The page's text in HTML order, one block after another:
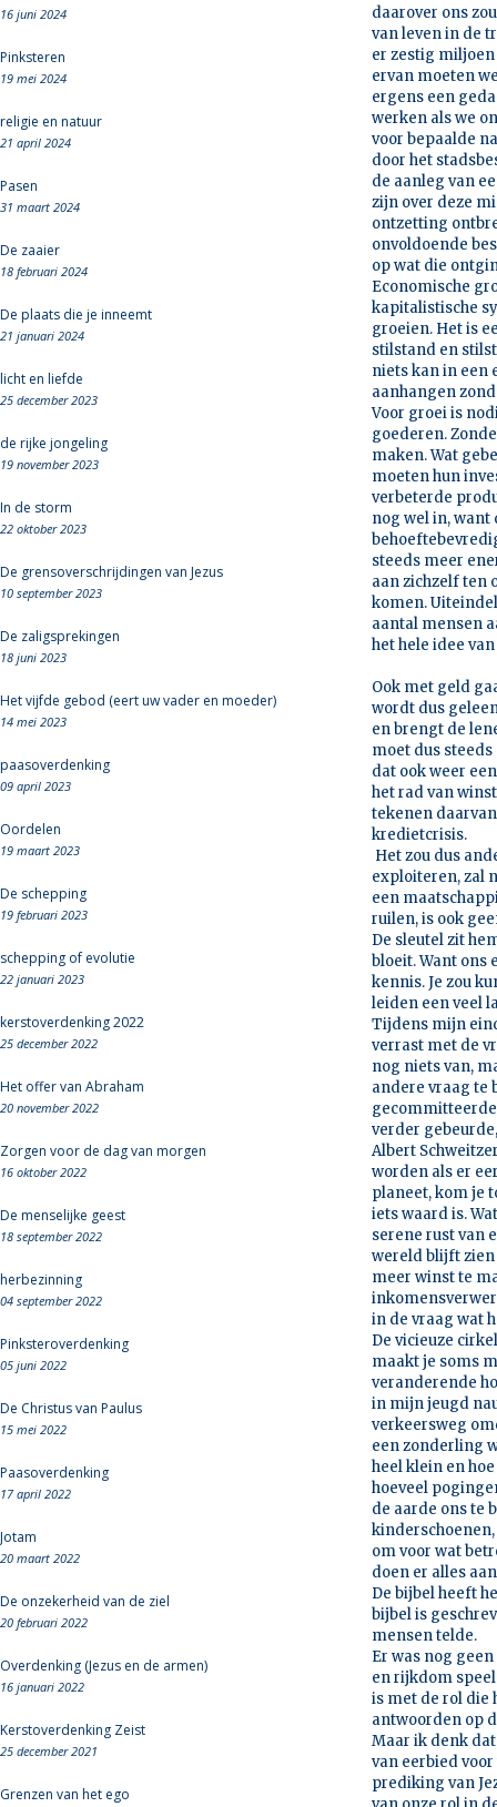
16 juni 2024
Pinksteren
19 mei 2024
religie en natuur
21 april 2024
Pasen
31 maart 2024
De zaaier
18 februari 2024
De plaats die je inneemt
21 januari 2024
licht en liefde
25 december 2023
de rijke jongeling
19 november 2023
In de storm
22 oktober 2023
De grensoverschrijdingen van Jezus
10 september 2023
De zaligsprekingen
18 juni 2023
Het vijfde gebod (eert uw vader en moeder)
14 mei 2023
paasoverdenking
09 april 2023
Oordelen
19 maart 2023
De schepping
19 februari 2023
schepping of evolutie
22 januari 2023
kerstoverdenking 2022
25 december 2022
Het offer van Abraham
20 november 2022
Zorgen voor de dag van morgen
16 oktober 2022
De menselijke geest
18 september 2022
herbezinning
04 september 2022
Pinksteroverdenking
05 juni 2022
De Christus van Paulus
15 mei 2022
Paasoverdenking
17 april 2022
Jotam
20 maart 2022
De onzekerheid van de ziel
20 februari 2022
Overdenking (Jezus en de armen)
16 januari 2022
Kerstoverdenking Zeist
25 december 2021
Grenzen van het ego
daarover ons
van leven in de
er zestig miljoen
ervan moeten
ergens een
werken als we
voor bepaalde
door het
de aanleg van
zijn over deze
ontzetting
onvoldoende
op wat die
Economische
kapitalistische
groeien. Het is
stilstand en
niets kan in een
aanhangen
Voor groei is
goederen.
maken. Wat
moeten hun
verbeterde
nog wel in, want
steeds meer
aan zichzelf ten
komen.
aantal mensen
het hele idee
Ook met geld
wordt dus
en brengt de
moet dus
dat ook weer
het rad van
tekenen
kredietcrisis.
Het zou dus
exploiteren, zal
een
ruilen, is ook
De sleutel zit
bloeit. Want ons
kennis. Je zou
leiden een veel
Tijdens mijn
verrast met de
nog niets van,
andere vraag te
verder
Albert
worden als er
planeet, kom je
iets waard is.
serene rust van
wereld blijft zien
meer winst te
in de vraag wat
De vicieuze
maakt je soms
veranderende
in mijn jeugd
verkeersweg
een zonderling
heel klein en
hoeveel
de aarde ons te
om voor wat
doen er alles
De bijbel heeft
bijbel is
mensen telde.
Er was nog
en rijkdom
is met de rol die
antwoorden op
Maar ik denk
van eerbied
prediking van